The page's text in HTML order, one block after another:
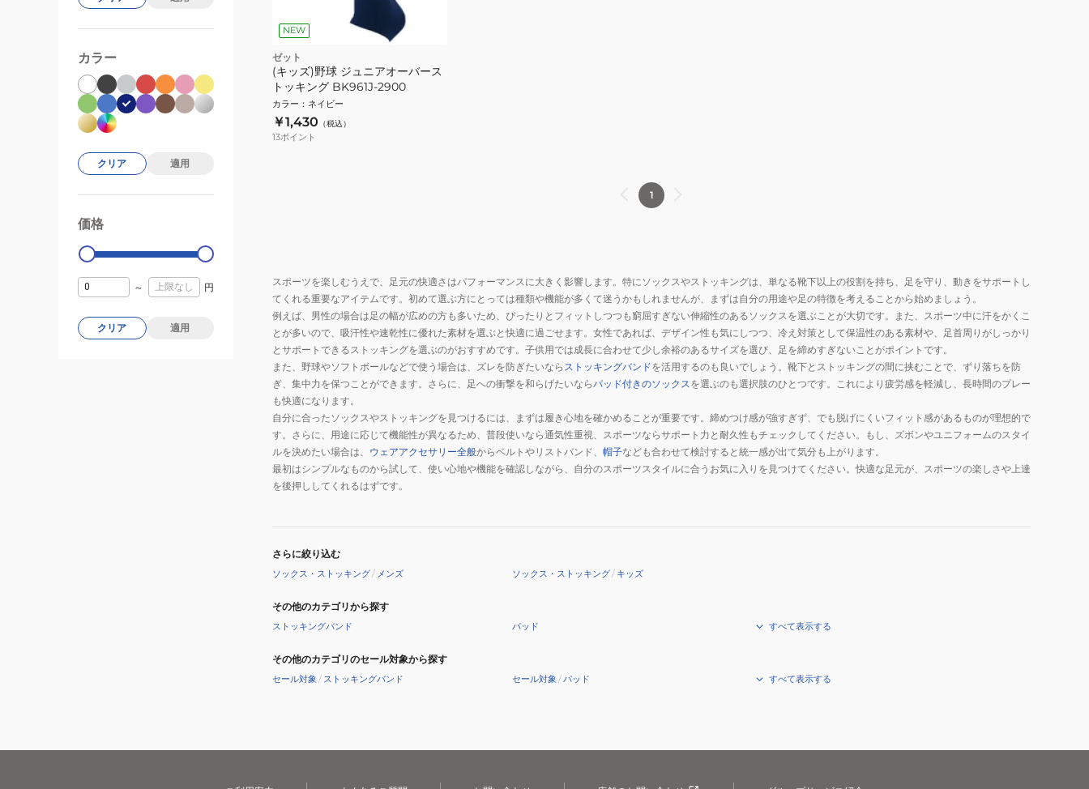
NEW
ゼット
(キッズ)野球 ジュニアオーバース
トッキング BK961J-2900
カラー ： ネイビー
￥1,430 （税込）
13ポイント
1
スポーツを楽しむうえで、足元の快適さはパフォーマンスに大きく影響します。特にソックスやストッキングは、単なる靴下以上の役割を持ち、足を守り、動きをサポートし
てくれる重要なアイテムです。初めて選ぶ方にとっては種類や機能が多くて迷うかもしれませんが、まずは自分の用途や足の特徴を考えることから始めましょう。
例えば、男性の場合は足の幅が広めの方も多いため、ぴったりとフィットしつつも窮屈すぎない伸縮性のあるソックスを選ぶことが大切です。また、スポーツ中に汗をかくこ
とが多いので、吸汗性や速乾性に優れた素材を選ぶと快適に過ごせます。女性であれば、デザイン性も気にしつつ、冷え対策として保温性のある素材や、足首周りがしっかり
とサポートできるストッキングを選ぶのがおすすめです。子供用では成長に合わせて少し余裕のあるサイズを選び、足を締めすぎないことがポイントです。
また、野球やソフトボールなどで使う場合は、ズレを防ぎたいなら ストッキングバンドを活用するのも良いでしょう。靴下とストッキングの間に挟むことで、ずり落ちを防
ぎ、集中力を保つことができます。さらに、足への衝撃を和らげたいならパッド付きのソックス を選ぶのも選択肢のひとつです。これにより疲労感を軽減し、長時間のプレー
も快適になります。
自分に合ったソックスやストッキングを見つけるには、まずは履き心地を確かめることが重要です。締めつけ感が強すぎず、でも脱げにくいフィット感があるものが理想的で
す。さらに、用途に応じて機能性が異なるため、普段使いなら通気性重視、スポーツならサポート力と耐久性もチェックしてください。もし、ズボンやユニフォームのスタイ
ルを決めたい場合は、 ウェアアクセサリー全般からベルトやリストバンド、 帽子なども合わせて検討すると統一感が出て気分も上がります。
最初はシンプルなものから試して、使い心地や機能を確認しながら、自分のスポーツスタイルに合うお気に入りを見つけてください。快適な足元が、スポーツの楽しさや上達
を後押ししてくれるはずです。
さらに絞り込む
ソックス・ストッキング/ メンズ ソックス・ストッキング/ キッズ
その他のカテゴリから探す
ストッキングバンド パッド すべて表示する
その他のカテゴリのセール対象から探す
セール対象 / ストッキングバンド セール対象 /パッド すべて表示する
カラー
クリア 適用
価格
0
～ 円
クリア 適用